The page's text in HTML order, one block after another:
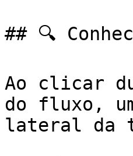
## 🔍
Ao clicar
do fluxo,
lateral da